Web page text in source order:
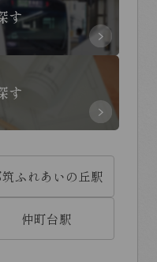
す
す
ふれあいの丘駅
仲町台駅